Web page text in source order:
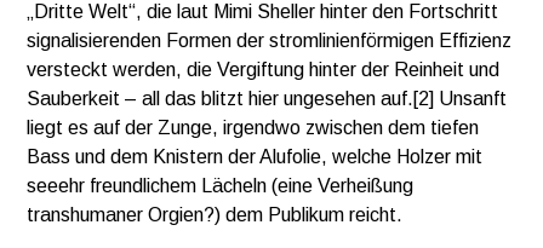
„Dritte Welt“, die laut Mimi Sheller hinter den Fortschritt
signalisierenden Formen der stromlinienförmigen Effizienz
versteckt werden, die Vergiftung hinter der Reinheit und
Sauberkeit – all das blitzt hier ungesehen auf.[2] Unsanft
liegt es auf der Zunge, irgendwo zwischen dem tiefen
Bass und dem Knistern der Alufolie, welche Holzer mit
seeehr freundlichem Lächeln (eine Verheißung
transhumaner Orgien?) dem Publikum reicht.